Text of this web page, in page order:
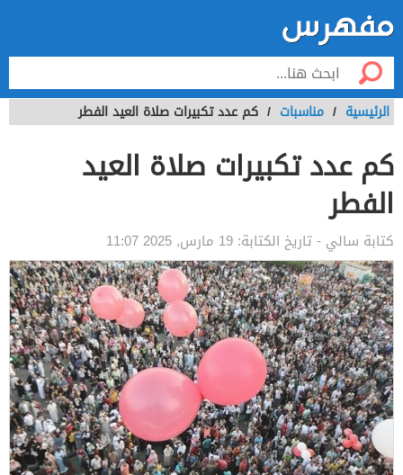
الرئيسية / مناسبات / كم عدد تكبيرات صلاة العيد الفطر
كم عدد تكبيرات صلاة العيد
الفطر
كتابة سالي - تاريخ الكتابة: 19 مارس, 2025 11:07